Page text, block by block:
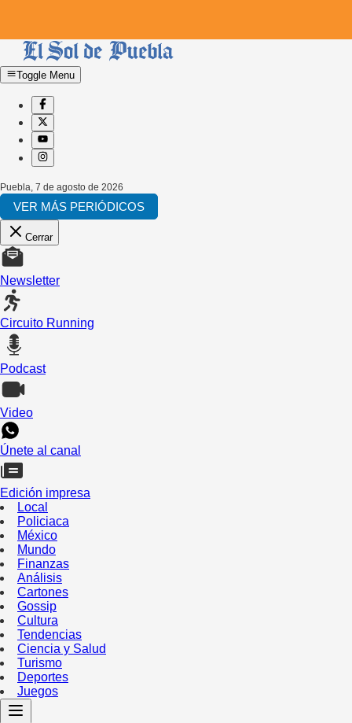
Toggle Menu
Puebla 7 de agosto de 2026
VER MÁS PERIÓDICOS
Cerrar
Newsletter
Circuito Running
Podcast
Video
Únete al canal
Edición impresa
Local
Policiaca
México
Mundo
Finanzas
Análisis
Cartones
Gossip
Cultura
Tendencias
Ciencia y Salud
Turismo
Deportes
Juegos